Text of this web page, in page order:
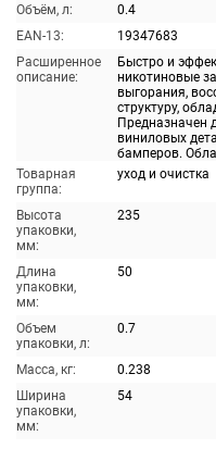
Объём, л:
0.4
EAN-13:
19347683
Расширенное
описание:
Быстро и
никотиновые
выгорания,
структуру,
Предназначен
виниловых
бамперов.
Товарная
группа:
уход и очистка
Высота
упаковки,
мм:
235
Длина
упаковки,
мм:
50
Объем
упаковки, л:
0.7
Масса, кг:
0.238
Ширина
упаковки,
мм:
54